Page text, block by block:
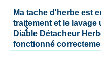
Ma tache d'herbe est
traitement et le lavage
Diable Détacheur
fonctionné